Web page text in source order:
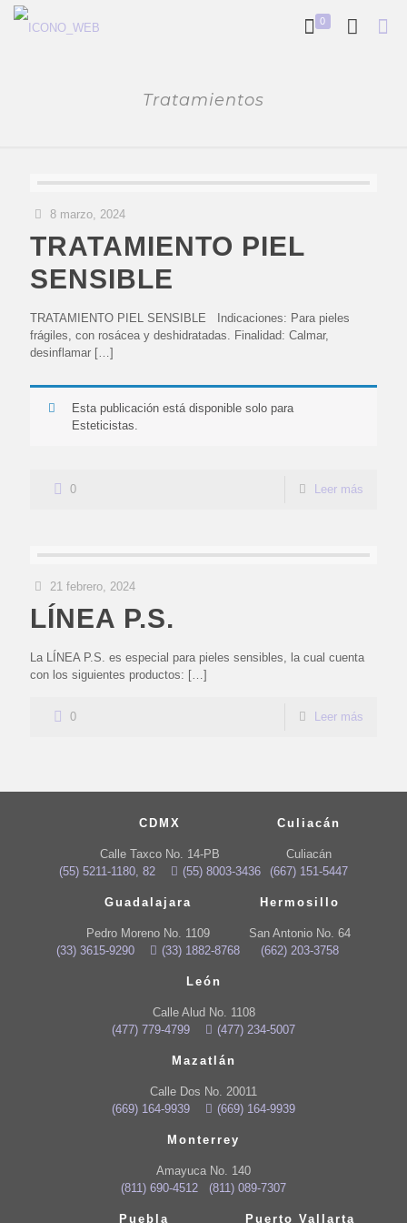
0
Tratamientos
8 marzo, 2024
TRATAMIENTO PIEL
SENSIBLE
TRATAMIENTO PIEL SENSIBLE Indicaciones: Para pieles
frágiles, con rosácea y deshidratadas. Finalidad: Calmar,
desinflamar […]
Esta publicación está disponible solo para
Esteticistas.
0 Leer más
21 febrero, 2024
LÍNEA P.S.
La LÍNEA P.S. es especial para pieles sensibles, la cual cuenta
con los siguientes productos: […]
0 Leer más
CDMX
Calle Taxco No. 14-PB
(55) 5211-1180, 82
(55) 8003-3436
Culiacán
Culiacán
(667) 151-5447
Guadalajara
Pedro Moreno No. 1109
(33) 3615-9290
(33) 1882-8768
Hermosillo
San Antonio No. 64
(662) 203-3758
León
Calle Alud No. 1108
(477) 779-4799
(477) 234-5007
Mazatlán
Calle Dos No. 20011
(669) 164-9939
(669) 164-9939
Monterrey
Amayuca No. 140
(811) 690-4512
(811) 089-7307
Puebla Puerto Vallarta